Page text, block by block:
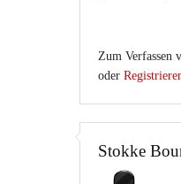
Zum Verfassen
oder
Stokke